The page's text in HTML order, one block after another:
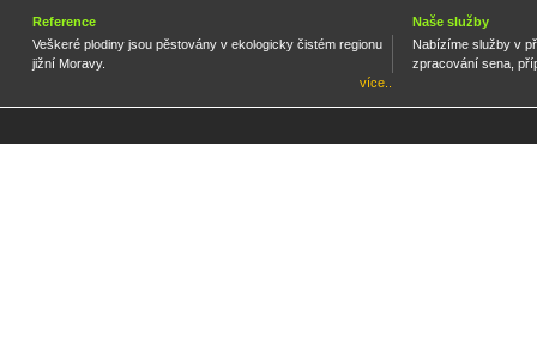
Reference
Veškeré plodiny jsou pěstovány v ekologicky čistém regionu
jižní Moravy.
více..
Naše služby
Nabízíme služby v
zpracování sena,